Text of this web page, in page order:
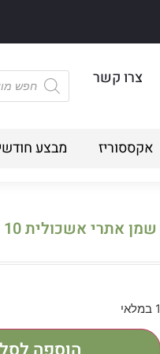
צרו קשר
אקססוריז מבצע
שמן אתרי אשכולית 10 מל
1 במלאי